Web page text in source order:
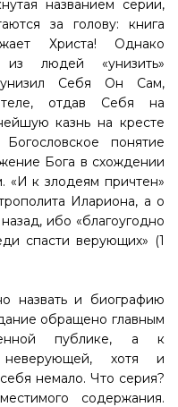
названием серии,
за голову: книга
Христа! Однако
людей «унизить»
Себя Он Сам,
отдав Себя на
казнь на кресте
понятие
Бога в схождении
«И к злодеям причтен»
Илариона, а о
ибо «благоугодно
спасти верующих» (1
назвать и биографию
обращено главным
публике, а к
хотя и
немало. Что серия?
содержания.